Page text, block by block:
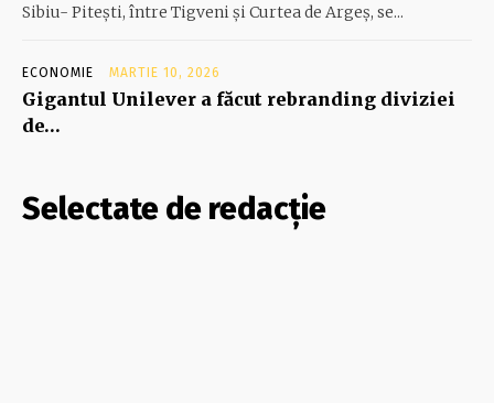
Sibiu- Piteşti, între Tigveni şi Curtea de Argeş, se...
ECONOMIE MARTIE 10, 2026
Gigantul Unilever a făcut rebranding diviziei
de…
Selectate de redacție